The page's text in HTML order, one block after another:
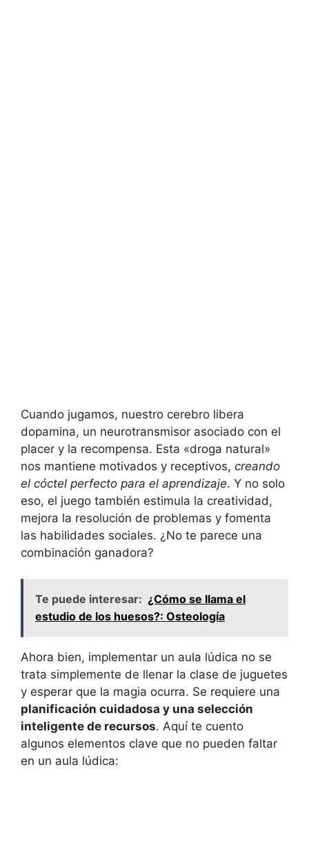
Cuando jugamos, nuestro cerebro libera
dopamina, un neurotransmisor asociado con el
placer y la recompensa. Esta «droga natural»
nos mantiene motivados y receptivos, creando
el cóctel perfecto para el aprendizaje. Y no solo
eso, el juego también estimula la creatividad,
mejora la resolución de problemas y fomenta
las habilidades sociales. ¿No te parece una
combinación ganadora?
Te puede interesar: ¿Cómo se llama el
estudio de los huesos?: Osteología
Ahora bien, implementar un aula lúdica no se
trata simplemente de llenar la clase de juguetes
y esperar que la magia ocurra. Se requiere una
planificación cuidadosa y una selección
inteligente de recursos. Aquí te cuento
algunos elementos clave que no pueden faltar
en un aula lúdica: